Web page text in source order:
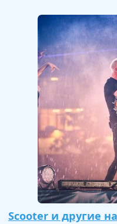
Scooter и другие